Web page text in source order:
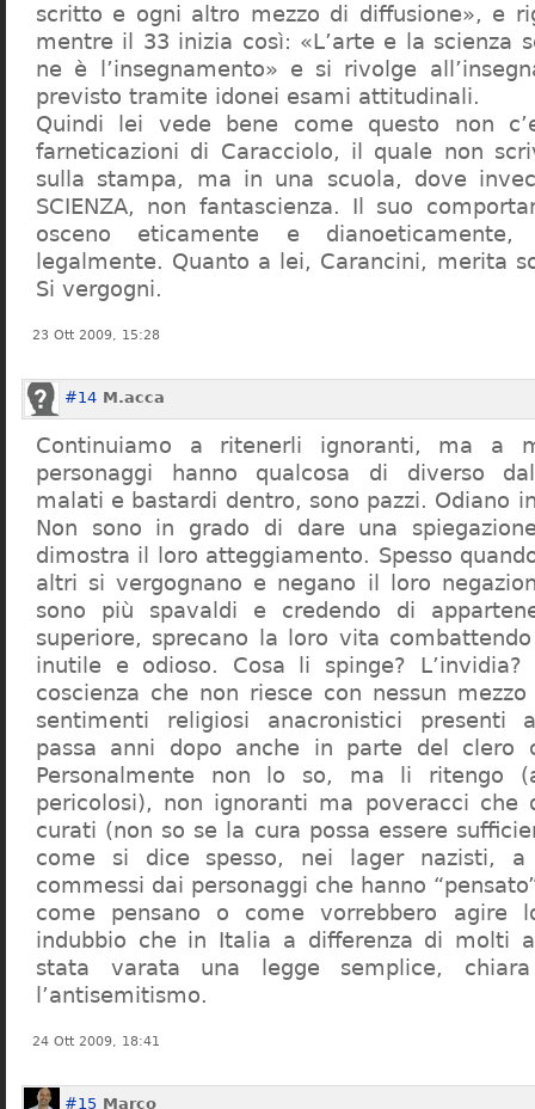
scritto e ogni altro mezzo di diffusione», e
mentre il 33 inizia così: «L’arte e la scienza
ne è l’insegnamento» e si rivolge
previsto tramite idonei esami attitudinali.
Quindi lei vede bene come questo non
farneticazioni di Caracciolo, il quale non
sulla stampa, ma in una scuola, dove
SCIENZA, non fantascienza. Il suo
osceno eticamente e dianoeticamente,
legalmente. Quanto a lei, Carancini, merita
Si vergogni.
23 Ott 2009, 15:28
#14 M.acca
Continuiamo a ritenerli ignoranti, ma a
personaggi hanno qualcosa di diverso
malati e bastardi dentro, sono pazzi. Odiano
Non sono in grado di dare una
dimostra il loro atteggiamento. Spesso
altri si vergognano e negano il loro
sono più spavaldi e credendo di
superiore, sprecano la loro vita
inutile e odioso. Cosa li spinge?
coscienza che non riesce con nessun
sentimenti religiosi anacronistici presenti
passa anni dopo anche in parte del clero
Personalmente non lo so, ma li ritengo
pericolosi), non ignoranti ma poveracci che
curati (non so se la cura possa essere
come si dice spesso, nei lager nazisti,
commessi dai personaggi che hanno
come pensano o come vorrebbero agire
indubbio che in Italia a differenza di molti
stata varata una legge semplice,
l’antisemitismo.
24 Ott 2009, 18:41
#15 Marco